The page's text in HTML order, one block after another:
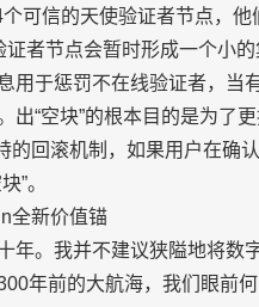
可信的天使验证者节点，
者节点会暂时形成一个小
用于惩罚不在线验证者，当
出“空块”的根本目的是为了
回滚机制，如果用户在确
”。
全新价值锚
年。我并不建议狭隘地将数
年前的大航海，我们眼前